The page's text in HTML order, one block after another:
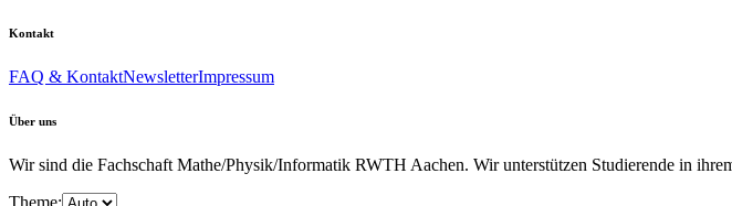
Kontakt
FAQ & KontaktNewsletterImpressum
Über uns
Wir sind die Fachschaft Mathe/Physik/Informatik RWTH Aachen. Wir unterstützen Studierende in
Theme: